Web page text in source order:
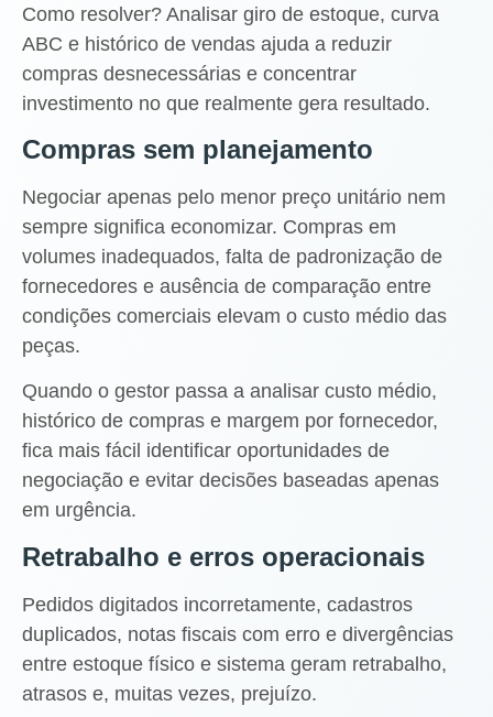
Como resolver? Analisar giro de estoque, curva
ABC e histórico de vendas ajuda a reduzir
compras desnecessárias e concentrar
investimento no que realmente gera resultado.
Compras sem planejamento
Negociar apenas pelo menor preço unitário nem
sempre significa economizar. Compras em
volumes inadequados, falta de padronização de
fornecedores e ausência de comparação entre
condições comerciais elevam o custo médio das
peças.
Quando o gestor passa a analisar custo médio,
histórico de compras e margem por fornecedor,
fica mais fácil identificar oportunidades de
negociação e evitar decisões baseadas apenas
em urgência.
Retrabalho e erros operacionais
Pedidos digitados incorretamente, cadastros
duplicados, notas fiscais com erro e divergências
entre estoque físico e sistema geram retrabalho,
atrasos e, muitas vezes, prejuízo.